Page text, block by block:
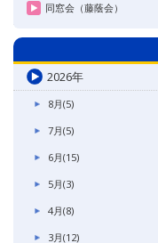
同窓会（藤蔭会）
2026年
8月(5)
7月(5)
6月(15)
5月(3)
4月(8)
3月(12)